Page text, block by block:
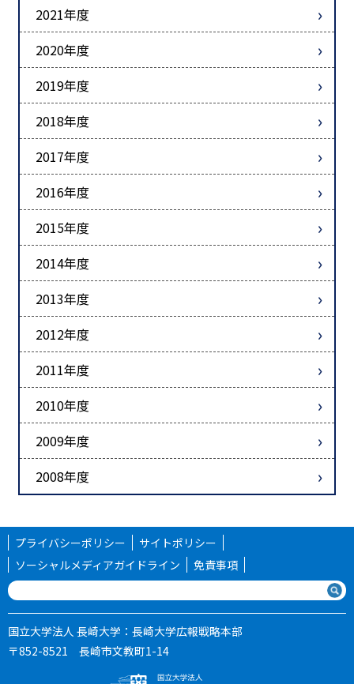
2021年度
2020年度
2019年度
2018年度
2017年度
2016年度
2015年度
2014年度
2013年度
2012年度
2011年度
2010年度
2009年度
2008年度
プライバシーポリシー
サイトポリシー
ソーシャルメディアガイドライン
免責事項
国立大学法人 長崎大学：長崎大学広報戦略本部
〒852-8521 長崎市文教町1-14